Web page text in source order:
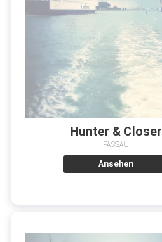
Hunter & Closer
PASSAU
Ansehen